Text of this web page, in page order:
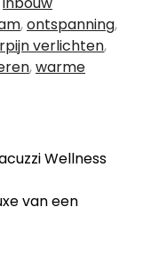
,ontspanning,
verlichten,
,warme
Wellness
van een